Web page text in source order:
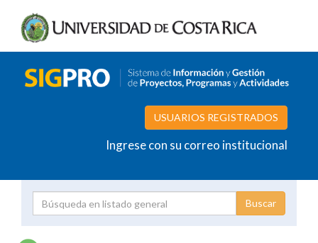
USUARIOS REGISTRADOS
Ingrese con su correo institucional